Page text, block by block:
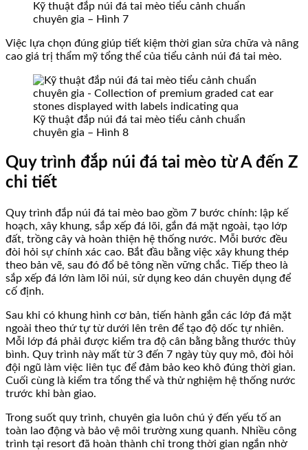
Kỹ thuật đắp núi đá tai mèo tiểu cảnh chuẩn
chuyên gia – Hình 7
Việc lựa chọn đúng giúp tiết kiệm thời gian sửa chữa và nâng
cao giá trị thẩm mỹ tổng thể của tiểu cảnh núi đá tai mèo.
Kỹ thuật đắp núi đá tai mèo tiểu cảnh chuẩn
chuyên gia – Hình 8
Quy trình đắp núi đá tai mèo từ A đến Z
chi tiết
Quy trình đắp núi đá tai mèo bao gồm 7 bước chính: lập kế
hoạch, xây khung, sắp xếp đá lõi, gắn đá mặt ngoài, tạo lớp
đất, trồng cây và hoàn thiện hệ thống nước. Mỗi bước đều
đòi hỏi sự chính xác cao. Bắt đầu bằng việc xây khung thép
theo bản vẽ, sau đó đổ bê tông nền vững chắc. Tiếp theo là
sắp xếp đá lớn làm lõi núi, sử dụng keo dán chuyên dụng để
cố định.
Sau khi có khung hình cơ bản, tiến hành gắn các lớp đá mặt
ngoài theo thứ tự từ dưới lên trên để tạo độ dốc tự nhiên.
Mỗi lớp đá phải được kiểm tra độ cân bằng bằng thước thủy
bình. Quy trình này mất từ 3 đến 7 ngày tùy quy mô, đòi hỏi
đội ngũ làm việc liên tục để đảm bảo keo khô đúng thời gian.
Cuối cùng là kiểm tra tổng thể và thử nghiệm hệ thống nước
trước khi bàn giao.
Trong suốt quy trình, chuyên gia luôn chú ý đến yếu tố an
toàn lao động và bảo vệ môi trường xung quanh. Nhiều công
trình tại resort đã hoàn thành chỉ trong thời gian ngắn nhờ